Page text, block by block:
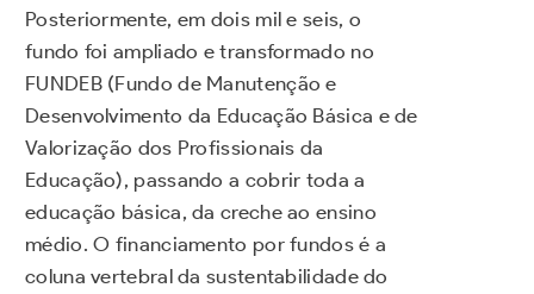
Posteriormente, em dois mil e seis, o
fundo foi ampliado e transformado no
FUNDEB (Fundo de Manutenção e
Desenvolvimento da Educação Básica e de
Valorização dos Profissionais da
Educação), passando a cobrir toda a
educação básica, da creche ao ensino
médio. O financiamento por fundos é a
coluna vertebral da sustentabilidade do